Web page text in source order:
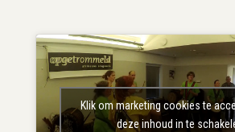
Klik om marketing cookies te
deze inhoud in te